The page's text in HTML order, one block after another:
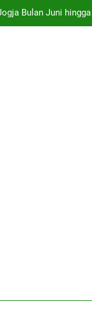
Bulan Juni